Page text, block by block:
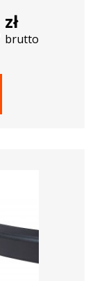
zł
brutto